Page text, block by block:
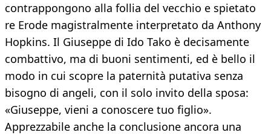
contrappongono alla follia del vecchio e spietato
re Erode magistralmente interpretato da Anthony
Hopkins. Il Giuseppe di Ido Tako è decisamente
combattivo, ma di buoni sentimenti, ed è bello il
modo in cui scopre la paternità putativa senza
bisogno di angeli, con il solo invito della sposa:
«Giuseppe, vieni a conoscere tuo figlio».
Apprezzabile anche la conclusione ancora una